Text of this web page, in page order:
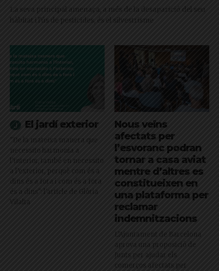
La seva principal amenaça, a més de la desaparició del seu
hàbitat i l'ús de pesticides, és el silvestrisme
El jardí exterior
"De la mateixa manera que
necessito harmonia a
l’interior, també en necessito
a l’exterior, perquè com és a
dins és a fora i com és a fora
és a dins": l'article de Glòria
Vilalta
Nous veïns
afectats per
l’esvoranc podran
tornar a casa aviat
mentre d’altres es
constitueixen en
una plataforma per
reclamar
indemnitzacions
L’Ajuntament de Barcelona
aprova una proposició de
Junts per ajudar els
comerços afectats per